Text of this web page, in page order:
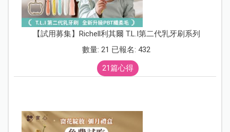
【試用募集】Richell利其爾 T.L.I第二代乳牙刷系列
數量: 21 已報名: 432
21篇心得